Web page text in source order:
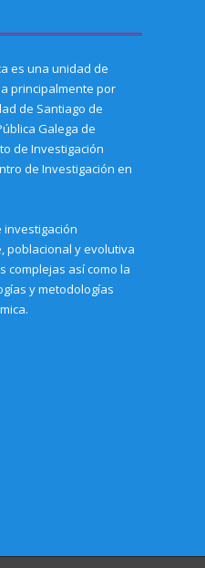
es una unidad de
principalmente por
de Santiago de
Galega de
de Investigación
de Investigación en
poblacional y evolutiva
complejas así como la
y metodologías